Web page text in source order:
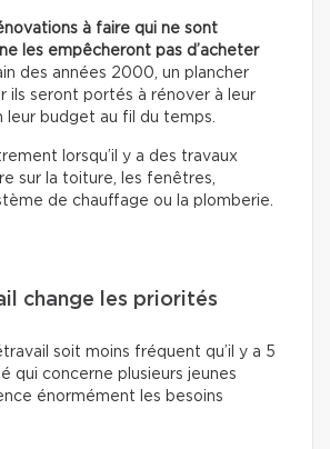
à faire qui ne sont
ne les empêcheront pas d’acheter
des années 2000, un plancher
ils seront portés à rénover à leur
leur budget au fil du temps.
lorsqu’il y a des travaux
sur la toiture, les fenêtres,
de chauffage ou la plomberie.
change les priorités
soit moins fréquent qu’il y a 5
qui concerne plusieurs jeunes
énormément les besoins